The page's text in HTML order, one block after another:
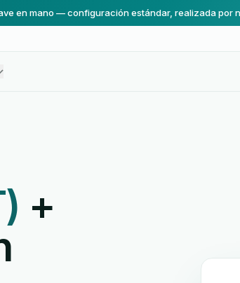
en mano — configuración estándar, realizada por
+